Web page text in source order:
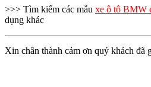
>>> Tìm kiếm các mẫu xe ô tô BMW
dụng khác
Xin chân thành cảm ơn quý khách đã